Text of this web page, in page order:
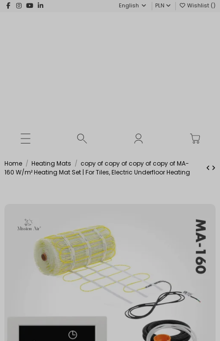
English PLN Wishlist ()
Home Heating Mats
copy of copy of copy of copy of MA-
160 W/m² Heating Mat Set | For Tiles, Electric Underfloor Heating